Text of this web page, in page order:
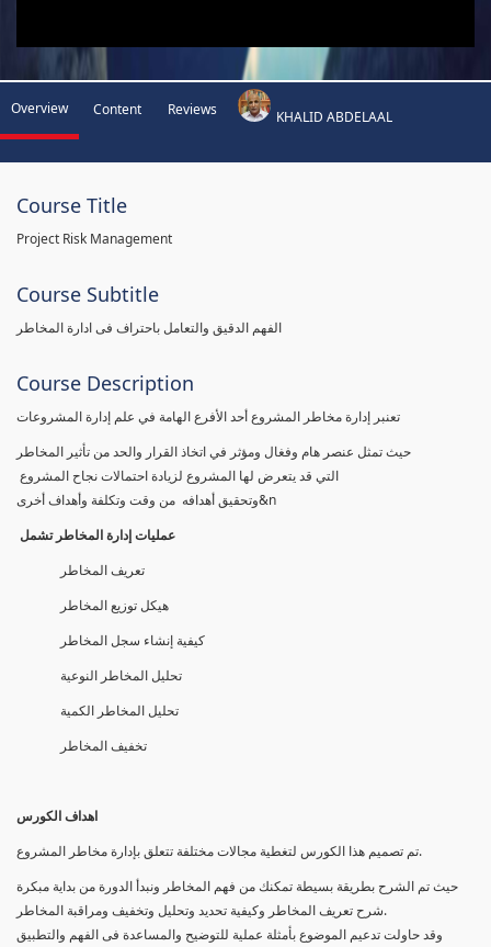
Overview Content Reviews KHALID ABDELAAL
Course Title
Project Risk Management
Course Subtitle
الفهم الدقيق والتعامل باحتراف فى ادارة المخاطر
Course Description
حيث تمثل عنصر هام وفغال ومؤثر في اتخاذ القرار والحد من تأثير المخاطر
وتحقيق أهدافه من وقت وتكلفة وأهداف أخرى&n
عمليات إدارة المخاطر تشمل
تعريف المخاطر
هيكل توزيع المخاطر
كيفية إنشاء سجل المخاطر
تحليل المخاطر النوعية
تحليل المخاطر الكمية
تخفيف المخاطر
اهداف الكورس
تم تصمیم ھذا الكورس لتغطیة مجالات مختلفة تتعلق بإدارة مخاطر المشروع.
حيث تم الشرح بطريقة بسيطة تمكنك من فهم المخاطر ونبدأ الدورة من بداية مبكرة
شرح تعريف المخاطر وكيفية تحديد وتحليل وتخفيف ومراقبة المخاطر.
وقد حاولت تدعيم الموضوع بأمثلة عملية للتوضيح والمساعدة فى الفهم والتطبيق